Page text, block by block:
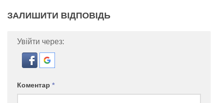
ЗАЛИШИТИ ВІДПОВІДЬ
Увійти через:
Коментар *